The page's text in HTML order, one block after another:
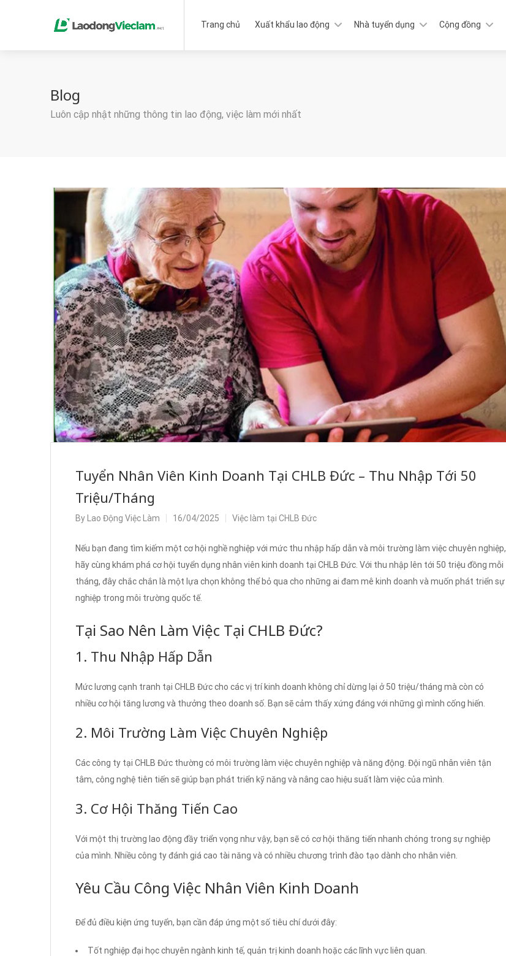
Trang chủ Xuất khẩu lao động Nhà tuyển dụng Cộng đồng
Blog
Luôn cập nhật những thông tin lao động, việc làm mới nhất
Tuyển Nhân Viên Kinh Doanh Tại CHLB Đức – Thu Nhập Tới 50
Triệu/Tháng
By Lao Động Việc Làm 16/04/2025 Việc làm tại CHLB Đức
Nếu bạn đang tìm kiếm một cơ hội nghề nghiệp với mức thu nhập hấp dẫn và môi trường làm việc chuyên nghiệp,
hãy cùng khám phá cơ hội tuyển dụng nhân viên kinh doanh tại CHLB Đức. Với thu nhập lên tới 50 triệu đồng mỗi
tháng, đây chắc chắn là một lựa chọn không thể bỏ qua cho những ai đam mê kinh doanh và muốn phát triển sự
nghiệp trong môi trường quốc tế.
Tại Sao Nên Làm Việc Tại CHLB Đức?
1. Thu Nhập Hấp Dẫn
Mức lương cạnh tranh tại CHLB Đức cho các vị trí kinh doanh không chỉ dừng lại ở 50 triệu/tháng mà còn có
nhiều cơ hội tăng lương và thưởng theo doanh số. Bạn sẽ cảm thấy xứng đáng với những gì mình cống hiến.
2. Môi Trường Làm Việc Chuyên Nghiệp
Các công ty tại CHLB Đức thường có môi trường làm việc chuyên nghiệp và năng động. Đội ngũ nhân viên tận
tâm, công nghệ tiên tiến sẽ giúp bạn phát triển kỹ năng và nâng cao hiệu suất làm việc của mình.
3. Cơ Hội Thăng Tiến Cao
Với một thị trường lao động đầy triển vọng như vậy, bạn sẽ có cơ hội thăng tiến nhanh chóng trong sự nghiệp
của mình. Nhiều công ty đánh giá cao tài năng và có nhiều chương trình đào tạo dành cho nhân viên.
Yêu Cầu Công Việc Nhân Viên Kinh Doanh
Để đủ điều kiện ứng tuyển, bạn cần đáp ứng một số tiêu chí dưới đây:
Tốt nghiệp đại học chuyên ngành kinh tế, quản trị kinh doanh hoặc các lĩnh vực liên quan.